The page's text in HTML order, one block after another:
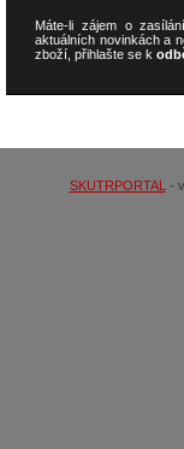
Máte-li zájem o
aktuálních novinkách a
zboží, přihlašte se k
SKUTRPORTAL -